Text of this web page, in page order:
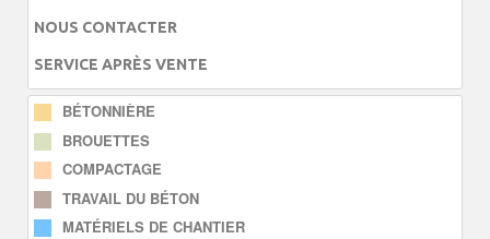
NOUS CONTACTER
SERVICE APRÈS VENTE
BÉTONNIÈRE
BROUETTES
COMPACTAGE
TRAVAIL DU BÉTON
MATÉRIELS DE CHANTIER